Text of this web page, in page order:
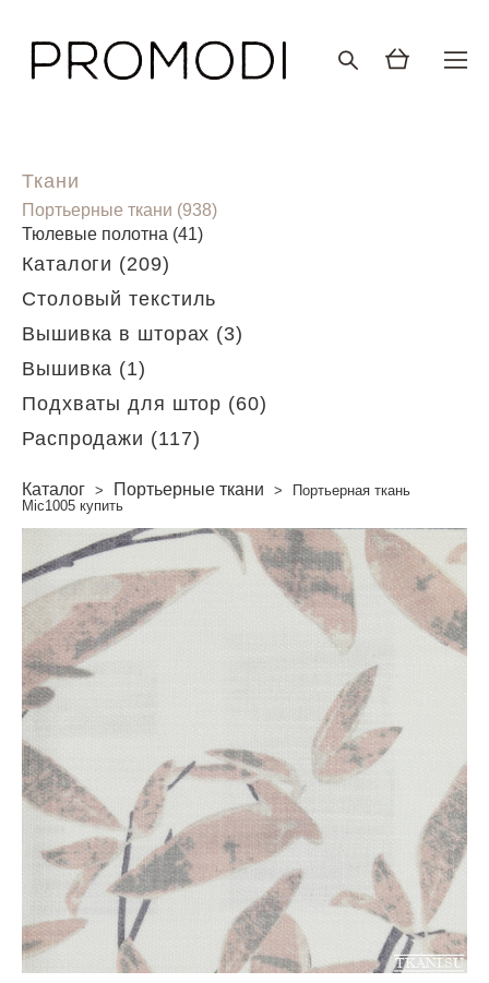
Ткани
Портьерные ткани (938)
Тюлевые полотна (41)
Каталоги (209)
Столовый текстиль
Вышивка в шторах (3)
Вышивка (1)
Подхваты для штор (60)
Распродажи (117)
Каталог > Портьерные ткани >
Портьерная ткань
Mic1005 купить